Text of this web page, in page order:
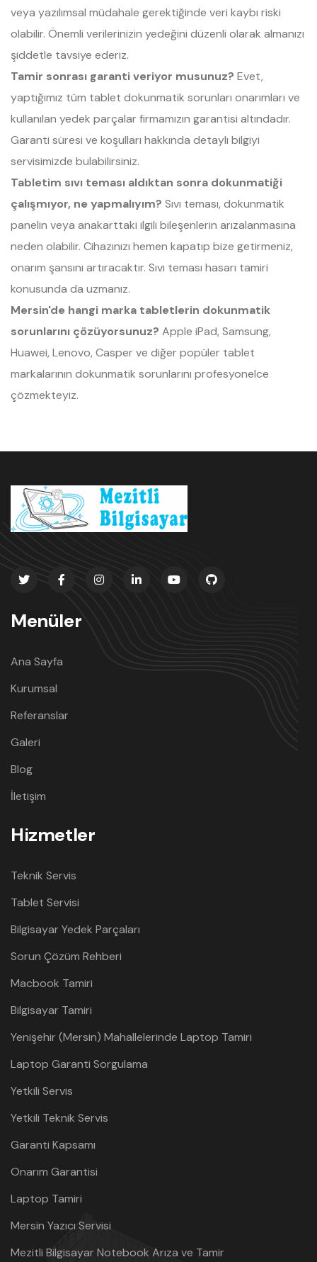
veya yazılımsal müdahale gerektiğinde veri kaybı riski
olabilir. Önemli verilerinizin yedeğini düzenli olarak almanızı
şiddetle tavsiye ederiz.
Tamir sonrası garanti veriyor musunuz? Evet,
yaptığımız tüm tablet dokunmatik sorunları onarımları ve
kullanılan yedek parçalar firmamızın garantisi altındadır.
Garanti süresi ve koşulları hakkında detaylı bilgiyi
servisimizde bulabilirsiniz.
Tabletim sıvı teması aldıktan sonra dokunmatiği
çalışmıyor, ne yapmalıyım? Sıvı teması, dokunmatik
panelin veya anakarttaki ilgili bileşenlerin arızalanmasına
neden olabilir. Cihazınızı hemen kapatıp bize getirmeniz,
onarım şansını artıracaktır. Sıvı teması hasarı tamiri
konusunda da uzmanız.
Mersin'de hangi marka tabletlerin dokunmatik
sorunlarını çözüyorsunuz? Apple iPad, Samsung,
Huawei, Lenovo, Casper ve diğer popüler tablet
markalarının dokunmatik sorunlarını profesyonelce
çözmekteyiz.
Menüler
Ana Sayfa
Kurumsal
Referanslar
Galeri
Blog
İletişim
Hizmetler
Teknik Servis
Tablet Servisi
Bilgisayar Yedek Parçaları
Sorun Çözüm Rehberi
Macbook Tamiri
Bilgisayar Tamiri
Yenişehir (Mersin) Mahallelerinde Laptop Tamiri
Laptop Garanti Sorgulama
Yetkili Servis
Yetkili Teknik Servis
Garanti Kapsamı
Onarım Garantisi
Laptop Tamiri
Mersin Yazıcı Servisi
Mezitli Bilgisayar Notebook Arıza ve Tamir